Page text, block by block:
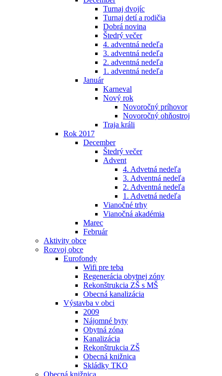
Turnaj dvojíc
Turnaj detí a rodičia
Dobrá novina
Štedrý večer
4. adventná nedeľa
3. adventná nedeľa
2. adventná nedeľa
1. adventná nedeľa
Január
Karneval
Nový rok
Novoročný príhovor
Novoročný ohňostroj
Traja králi
Rok 2017
December
Štedrý večer
Advent
4. Advetná nedeľa
3. Adventná nedeľa
2. Adventná nedeľa
1. Advetná nedeľa
Vianočné trhy
Vianočná akadémia
Marec
Február
Aktivity obce
Rozvoj obce
Eurofondy
Wifi pre teba
Regenerácia obytnej zóny
Rekonštrukcia ZŠ s MŠ
Obecná kanalizácia
Výstavba v obci
2009
Nájomné byty
Obytná zóna
Kanalizácia
Rekonštrukcia ZŠ
Obecná knižnica
Skládky TKO
Obecná knižnica